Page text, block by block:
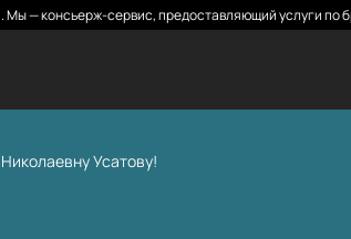
— консьерж-сервис, предоставляющий услуги по
Усатову!